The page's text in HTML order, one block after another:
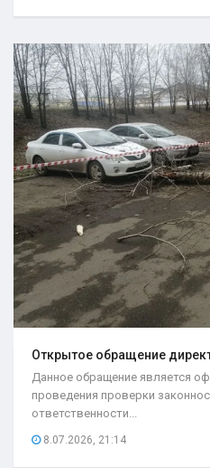
Открытое обращение
Данное обращение является
проведения проверки
ответственности...
8.07.2026, 21:14